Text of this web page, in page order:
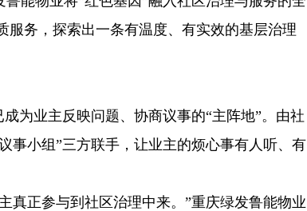
服务，探索出一条有温度、有实效的基层治理
为业主反映问题、协商议事的“主阵地”。由社
事小组”三方联手，让业主的烦心事有人听、有
真正参与到社区治理中来。”重庆绿发鲁能物业